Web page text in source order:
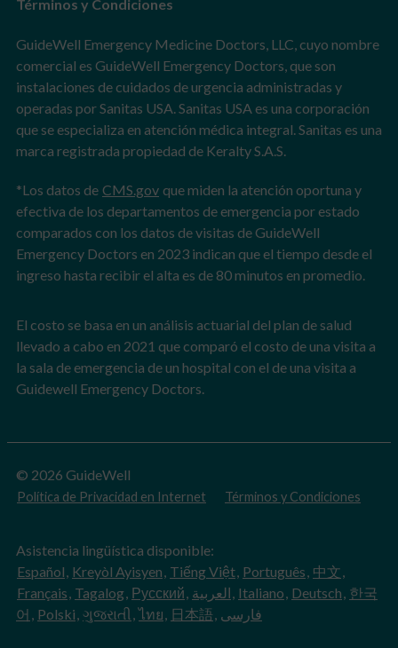
Términos y Condiciones
GuideWell Emergency Medicine Doctors, LLC, cuyo nombre
comercial es GuideWell Emergency Doctors, que son
instalaciones de cuidados de urgencia administradas y
operadas por Sanitas USA. Sanitas USA es una corporación
que se especializa en atención médica integral. Sanitas es una
marca registrada propiedad de Keralty S.A.S.
*Los datos de CMS.gov que miden la atención oportuna y
efectiva de los departamentos de emergencia por estado
comparados con los datos de visitas de GuideWell
Emergency Doctors en 2023 indican que el tiempo desde el
ingreso hasta recibir el alta es de 80 minutos en promedio.
El costo se basa en un análisis actuarial del plan de salud
llevado a cabo en 2021 que comparó el costo de una visita a
la sala de emergencia de un hospital con el de una visita a
Guidewell Emergency Doctors.
© 2026 GuideWell
Política de Privacidad en Internet Términos y Condiciones
Asistencia lingüística disponible:
Español, Kreyòl Ayisyen, Tiếng Việt, Português, 中文,
Français, Tagalog, Русский, العربية, Italiano, Deutsch, 한국
어 , Polski, ગુજરાતી , ไทย, 日本語, فارسی